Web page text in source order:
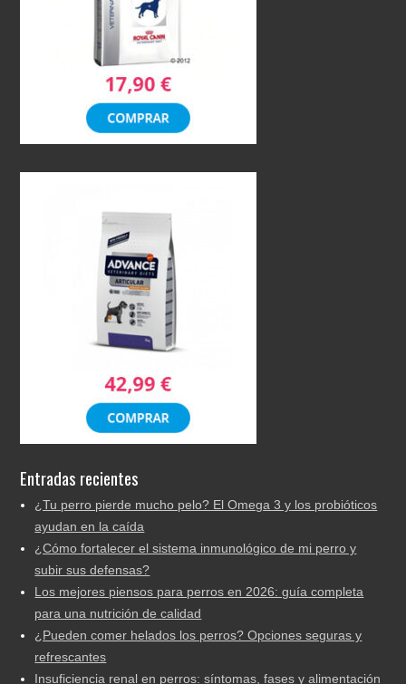
Entradas recientes
¿Tu perro pierde mucho pelo? El Omega 3 y los probióticos
ayudan en la caída
¿Cómo fortalecer el sistema inmunológico de mi perro y
subir sus defensas?
Los mejores piensos para perros en 2026: guía completa
para una nutrición de calidad
¿Pueden comer helados los perros? Opciones seguras y
refrescantes
Insuficiencia renal en perros: síntomas, fases y alimentación